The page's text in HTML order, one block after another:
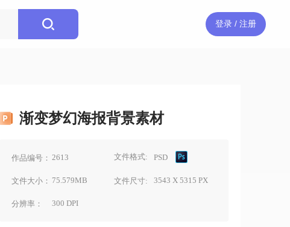
登录 / 注册
渐变梦幻海报背景素材
作品编号： 2613 文件格式: PSD
文件大小： 75.579MB 文件尺寸: 3543 X 5315 PX
分辨率： 300 DPI